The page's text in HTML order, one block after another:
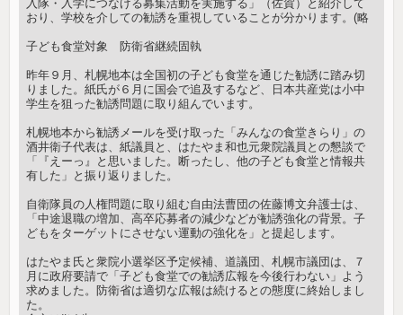
入隊・入学につなげる募集活動を実施する」（佐賀）と紹介して
おり、学校を介しての勧誘を重視していることが分かります。(略
子ども食堂対象 防衛省継続固執
昨年９月、札幌地本は全国初の子ども食堂を通じた勧誘に踏み切
りました。紙氏が６月に国会で追及するなど、日本共産党は小中
学生を狙った勧誘問題に取り組んでいます。
札幌地本から勧誘メールを受け取った「みんなの食堂きらり」の
酒井衛子代表は、紙議員と、はたやま和也元衆院議員との懇談で
「『えーっ』と思いました。断ったし、他の子ども食堂と情報共
有した」と振り返りました。
自衛隊員の人権問題に取り組む自由法曹団の佐藤博文弁護士は、
「中途退職の増加、高卒応募者の減少などが勧誘強化の背景。子
どもをターゲットにさせない運動の強化を」と提起します。
はたやま氏と衆院小選挙区予定候補、道議団、札幌市議団は、７
月に政府要請で「子ども食堂での勧誘広報を今後行わない」よう
求めました。防衛省は適切な広報は続けるとの態度に終始しまし
た。